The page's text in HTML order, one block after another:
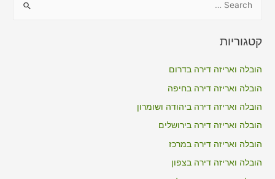
r
o
r
:
קטגוריות
הובלה ואריזה דירה בדרום
הובלה ואריזה דירה בחיפה
הובלה ואריזה דירה ביהודה ושומרון
הובלה ואריזה דירה בירושלים
הובלה ואריזה דירה במרכז
הובלה ואריזה דירה בצפון